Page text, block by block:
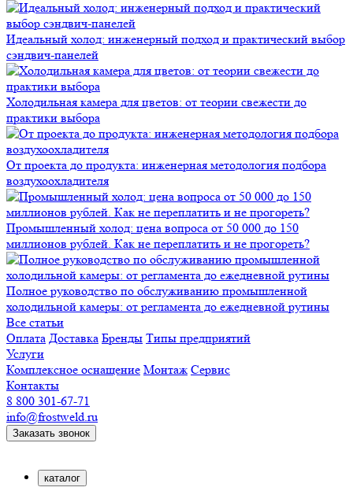
Идеальный холод: инженерный подход и практический выбор
сэндвич-панелей
Холодильная камера для цветов: от теории свежести до
практики выбора
От проекта до продукта: инженерная методология подбора
воздухоохладителя
Промышленный холод: цена вопроса от 50 000 до 150
миллионов рублей. Как не переплатить и не прогореть?
Полное руководство по обслуживанию промышленной
холодильной камеры: от регламента до ежедневной рутины
Все статьи
Оплата Доставка Бренды Типы предприятий
Услуги
Комплексное оснащение Монтаж Сервис
Контакты
8 800 301-67-71
info@frostweld.ru
Заказать звонок
каталог